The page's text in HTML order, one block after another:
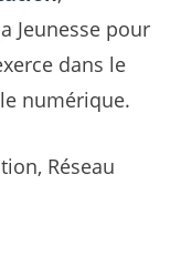
Jeunesse pour
dans le
numérique.
Réseau